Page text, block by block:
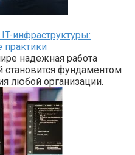
инфраструктуры:
надежная работа
фундаментом
любой организации.